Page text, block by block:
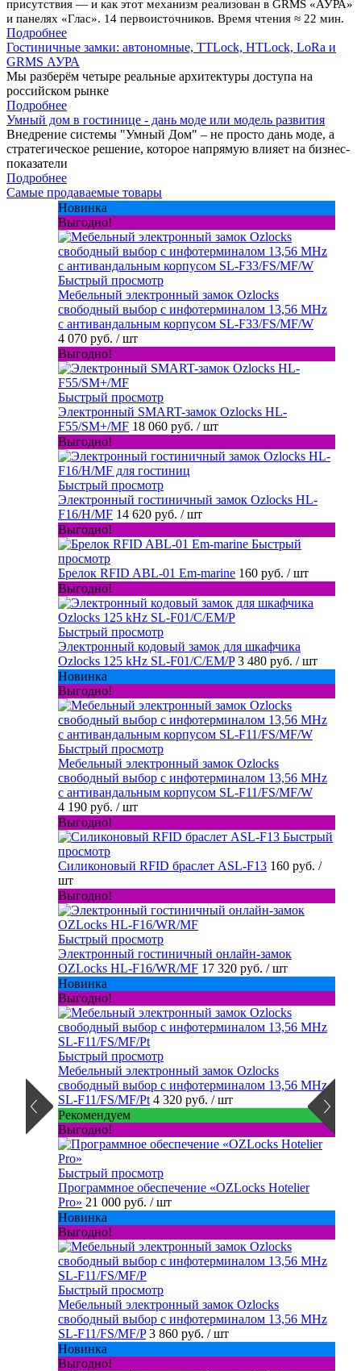
присутствия — и как этот механизм реализован в GRMS «АУРА»
и панелях «Глас». 14 первоисточников. Время чтения ≈ 22 мин.
Подробнее
Гостиничные замки: автономные, TTLock, HTLock, LoRa и
GRMS АУРА
Мы разберём четыре реальные архитектуры доступа на
российском рынке
Подробнее
Умный дом в гостинице - дань моде или модель развития
Внедрение системы "Умный Дом" – не просто дань моде, а
стратегическое решение, которое напрямую влияет на бизнес-
показатели
Подробнее
Самые продаваемые товары
Новинка
Выгодно!
Быстрый просмотр
Мебельный электронный замок Ozlocks
свободный выбор с инфотерминалом 13,56 MHz
с антивандальным корпусом SL-F33/FS/MF/W
4 070 руб. / шт
Выгодно!
Быстрый просмотр
Электронный SMART-замок Ozlocks HL-
F55/SM+/MF 18 060 руб. / шт
Выгодно!
Быстрый просмотр
Электронный гостиничный замок Ozlocks HL-
F16/H/MF 14 620 руб. / шт
Выгодно!
Быстрый
просмотр
Брелок RFID ABL-01 Em-marine 160 руб. / шт
Выгодно!
Быстрый просмотр
Электронный кодовый замок для шкафчика
Ozlocks 125 kHz SL-F01/C/EM/P 3 480 руб. / шт
Новинка
Выгодно!
Быстрый просмотр
Мебельный электронный замок Ozlocks
свободный выбор с инфотерминалом 13,56 MHz
с антивандальным корпусом SL-F11/FS/MF/W
4 190 руб. / шт
Выгодно!
Быстрый
просмотр
Силиконовый RFID браслет ASL-F13 160 руб. /
шт
Выгодно!
Быстрый просмотр
Электронный гостиничный онлайн-замок
OZLocks HL-F16/WR/MF 17 320 руб. / шт
Новинка
Выгодно!
Быстрый просмотр
Мебельный электронный замок Ozlocks
свободный выбор с инфотерминалом 13,56 MHz
SL-F11/FS/MF/Pt 4 320 руб. / шт
Рекомендуем
Выгодно!
Быстрый просмотр
Программное обеспечение «OZLocks Hotelier
Pro» 21 000 руб. / шт
Новинка
Выгодно!
Быстрый просмотр
Мебельный электронный замок Ozlocks
свободный выбор с инфотерминалом 13,56 MHz
SL-F11/FS/MF/P 3 860 руб. / шт
Новинка
Выгодно!